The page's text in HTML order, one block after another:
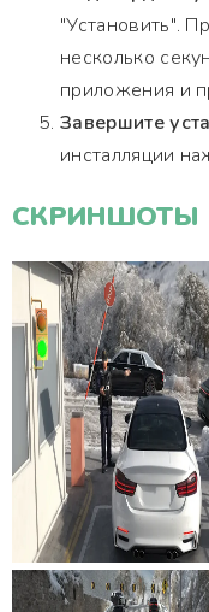
"Установить".
несколько
приложения и
Завершите
инсталляции
СКРИНШОТЫ